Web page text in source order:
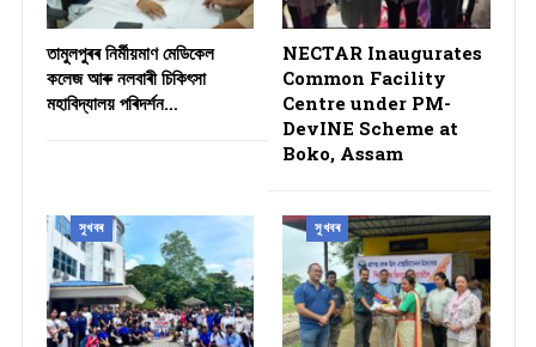
তামুলপুৰৰ নিৰ্মীয়মাণ মেডিকেল
কলেজ আৰু নলবাৰী চিকিৎসা
মহাবিদ্যালয় পৰিদৰ্শন…
NECTAR Inaugurates
Common Facility
Centre under PM-
DevINE Scheme at
Boko, Assam
সুখবৰ সুখবৰ